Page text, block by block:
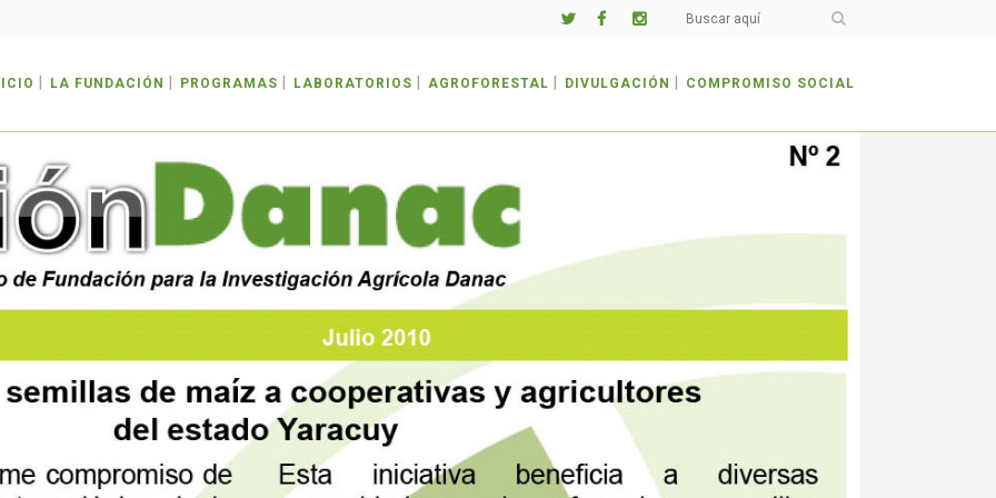
LA FUNDACIÓN PROGRAMAS LABORATORIOS AGROFORESTAL DIVULGACIÓN COMPROMISO SOCIAL